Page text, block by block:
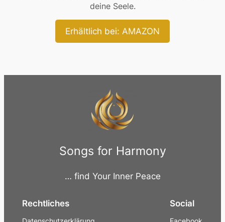
deine Seele.
Erhältlich bei: AMAZON
Songs for Harmony
… find Your Inner Peace
Rechtliches Social